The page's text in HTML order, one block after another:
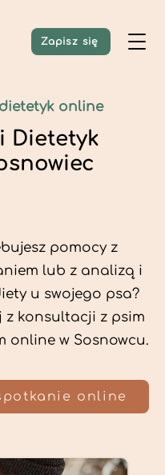
Zapisz się
online
Dietetyk
pomocy z
lub z analizą i
u swojego psa?
z konsultacji z psim
online w Sosnowcu.
online